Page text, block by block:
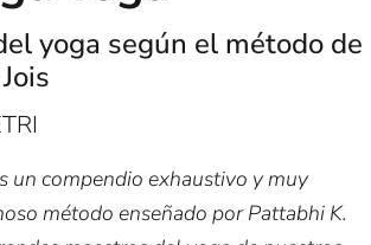
yoga según el método de
un compendio exhaustivo y muy
método enseñado por Pattabhi K.